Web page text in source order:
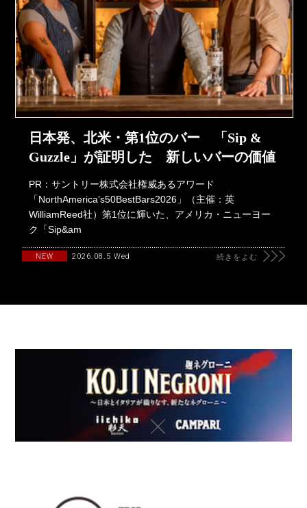
日本発、北米・第1位のバー 「Sip &
Guzzle」が証明した 新しいバーの価値
PR：サントリー株式会社権威あるアワード
「NorthAmerica’s50BestBars2026」（主催：英
WilliamReed社）第1位に輝いた、アメリカ・ニューヨー
ク「Sip&am
NEW 2026.08.5 Wed 続きをよむ